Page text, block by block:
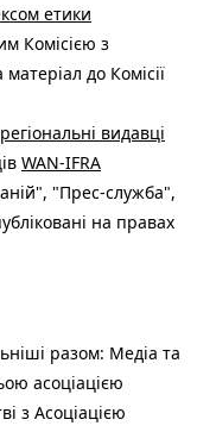
етики
Комісією з
до Комісії
видавці
WAN-IFRA
"Прес-служба",
на правах
разом: Медіа та
асоціацією
з Асоціацією